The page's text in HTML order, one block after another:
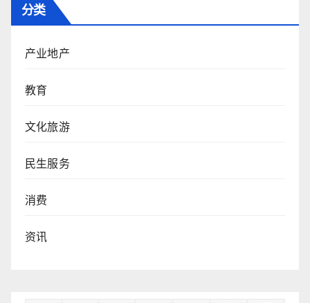
分类
产业地产
教育
文化旅游
民生服务
消费
资讯